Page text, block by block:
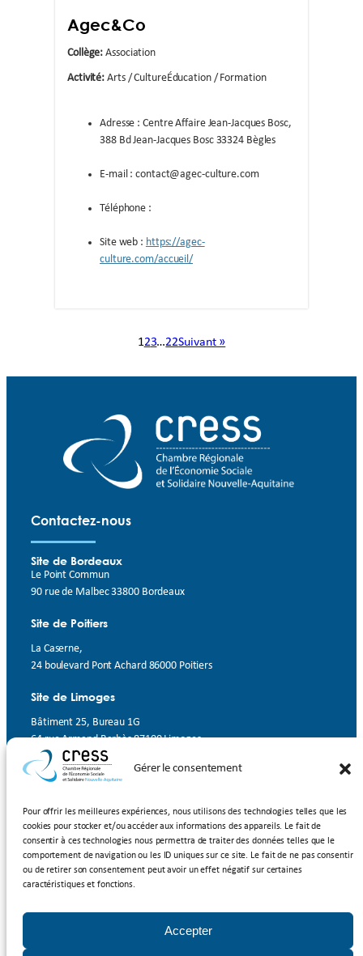
Gérer le consentement
Pour offrir les meilleures expériences, nous utilisons des technologies telles que les
cookies pour stocker et/ou accéder aux informations des appareils. Le fait de
consentir à ces technologies nous permettra de traiter des données telles que le
comportement de navigation ou les ID uniques sur ce site. Le fait de ne pas consentir
ou de retirer son consentement peut avoir un effet négatif sur certaines
caractéristiques et fonctions.
Accepter
Agec&Co
Collège: Association
Activité: Arts / CultureÉducation / Formation
Adresse : Centre Affaire Jean-Jacques Bosc,
388 Bd Jean-Jacques Bosc 33324 Bègles
E-mail : contact@agec-culture.com
Téléphone :
Site web : https://agec-
culture.com/accueil/
123…22Suivant »
Contactez-nous
Site de Bordeaux
Le Point Commun
90 rue de Malbec 33800 Bordeaux
Site de Poitiers
La Caserne,
24 boulevard Pont Achard 86000 Poitiers
Site de Limoges
Bâtiment 25, Bureau 1G
64 rue Armand Barbès 87100 Limoges
Contact
LinkedIn Facebook YouTube
Inscrivez-vous à notre newsletter